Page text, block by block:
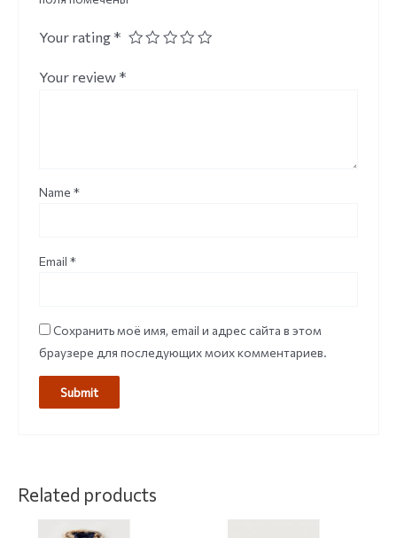
Your rating *
Your review *
Name *
Email *
Сохранить моё имя, email и адрес сайта в этом
браузере для последующих моих комментариев.
Related products